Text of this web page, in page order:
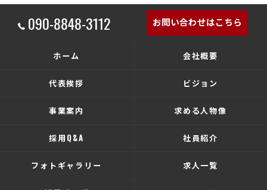
090-8848-3112 お問い合わせはこちら
ホーム 会社概要
代表挨拶 ビジョン
事業案内 求める人物像
採用Q&A 社員紹介
フォトギャラリー 求人一覧